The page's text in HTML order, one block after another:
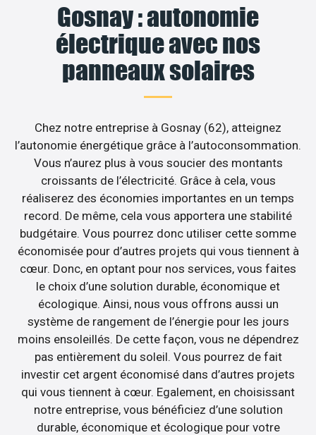
Gosnay : autonomie
électrique avec nos
panneaux solaires
Chez notre entreprise à Gosnay (62), atteignez
l’autonomie énergétique grâce à l’autoconsommation.
Vous n’aurez plus à vous soucier des montants
croissants de l’électricité. Grâce à cela, vous
réaliserez des économies importantes en un temps
record. De même, cela vous apportera une stabilité
budgétaire. Vous pourrez donc utiliser cette somme
économisée pour d’autres projets qui vous tiennent à
cœur. Donc, en optant pour nos services, vous faites
le choix d’une solution durable, économique et
écologique. Ainsi, nous vous offrons aussi un
système de rangement de l’énergie pour les jours
moins ensoleillés. De cette façon, vous ne dépendrez
pas entièrement du soleil. Vous pourrez de fait
investir cet argent économisé dans d’autres projets
qui vous tiennent à cœur. Egalement, en choisissant
notre entreprise, vous bénéficiez d’une solution
durable, économique et écologique pour votre